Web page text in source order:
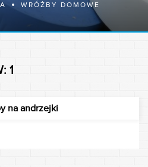
WRÓŻBY DOMOWE
1
na andrzejki